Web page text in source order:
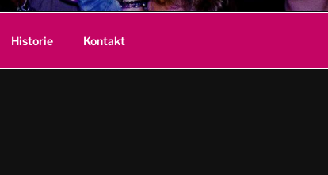
Historie Kontakt